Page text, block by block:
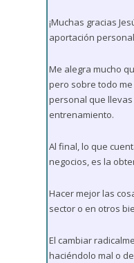
¡Muchas gracias
aportación
Me alegra mucho
pero sobre todo
personal que
entrenamiento.
Al final, lo que
negocios, es la
Hacer mejor las
sector o en otros
El cambiar
haciéndolo mal o